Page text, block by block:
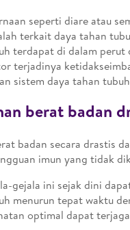
seperti diare atau
terkait daya tahan
terdapat di dalam
terjadinya
sistem daya tahan
berat badan
badan secara drastis
imun yang tidak
gejala ini sejak dini
menurun tepat waktu
optimal dapat